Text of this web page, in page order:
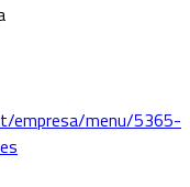
empresa/menu/5365-